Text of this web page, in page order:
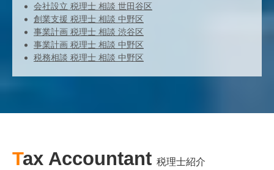
会社設立 税理士 相談 世田谷区
創業支援 税理士 相談 中野区
事業計画 税理士 相談 渋谷区
事業計画 税理士 相談 中野区
税務相談 税理士 相談 中野区
Tax Accountant 税理士紹介